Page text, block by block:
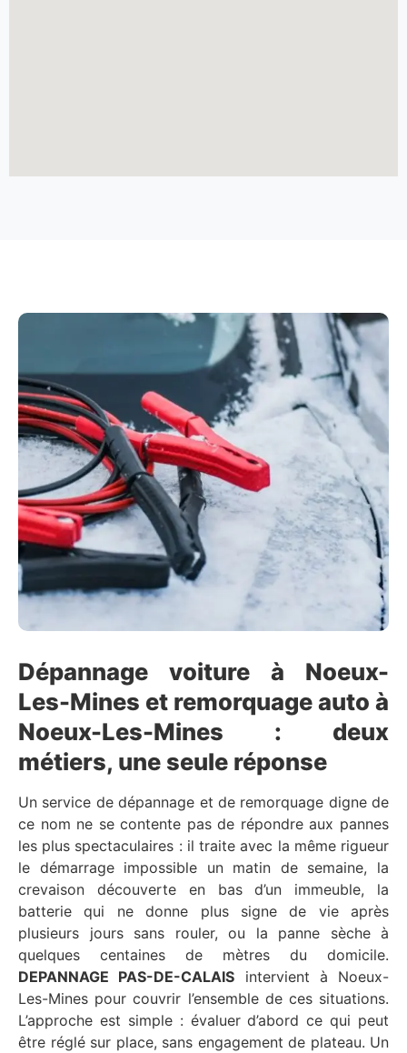
Dépannage voiture à Noeux-
Les-Mines et remorquage auto à
Noeux-Les-Mines : deux
métiers, une seule réponse
Un service de dépannage et de remorquage digne de
ce nom ne se contente pas de répondre aux pannes
les plus spectaculaires : il traite avec la même rigueur
le démarrage impossible un matin de semaine, la
crevaison découverte en bas d’un immeuble, la
batterie qui ne donne plus signe de vie après
plusieurs jours sans rouler, ou la panne sèche à
quelques centaines de mètres du domicile.
DEPANNAGE PAS-DE-CALAIS intervient à Noeux-
Les-Mines pour couvrir l’ensemble de ces situations.
L’approche est simple : évaluer d’abord ce qui peut
être réglé sur place, sans engagement de plateau. Un